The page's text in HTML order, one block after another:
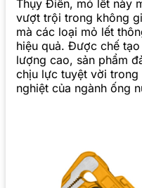
Thụy Điển, mỏ lết này
vượt trội trong không
mà các loại mỏ lết
hiệu quả. Được chế
lượng cao, sản phẩm
chịu lực tuyệt vời
nghiệt của ngành ống